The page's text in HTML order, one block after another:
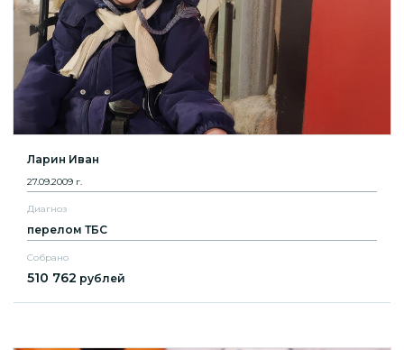
Ларин Иван
27.09.2009 г.
Диагноз
перелом ТБС
Собрано
510 762 рублей